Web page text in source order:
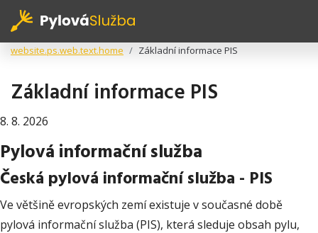
website.ps.web.text.home Základní informace PIS
Základní informace PIS
8. 8. 2026
Pylová informační služba
Česká pylová informační služba - PIS
Ve většině evropských zemí existuje v současné době
pylová informační služba (PIS), která sleduje obsah pylu,